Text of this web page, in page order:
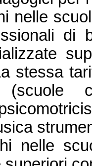
nelle
di
stessa
(scuole
nelle